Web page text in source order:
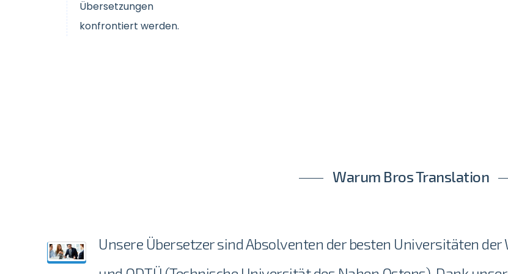
Übersetzungen
konfrontiert werden.
Warum Bros Translation
Unsere Übersetzer sind Absolventen der besten Universitäten der